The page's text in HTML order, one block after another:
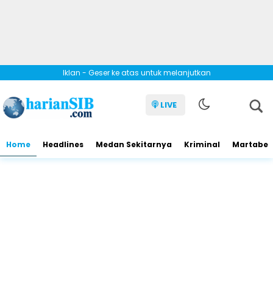
Iklan - Geser ke atas untuk melanjutkan
LIVE
Home Headlines Medan Sekitarnya Kriminal Martabe